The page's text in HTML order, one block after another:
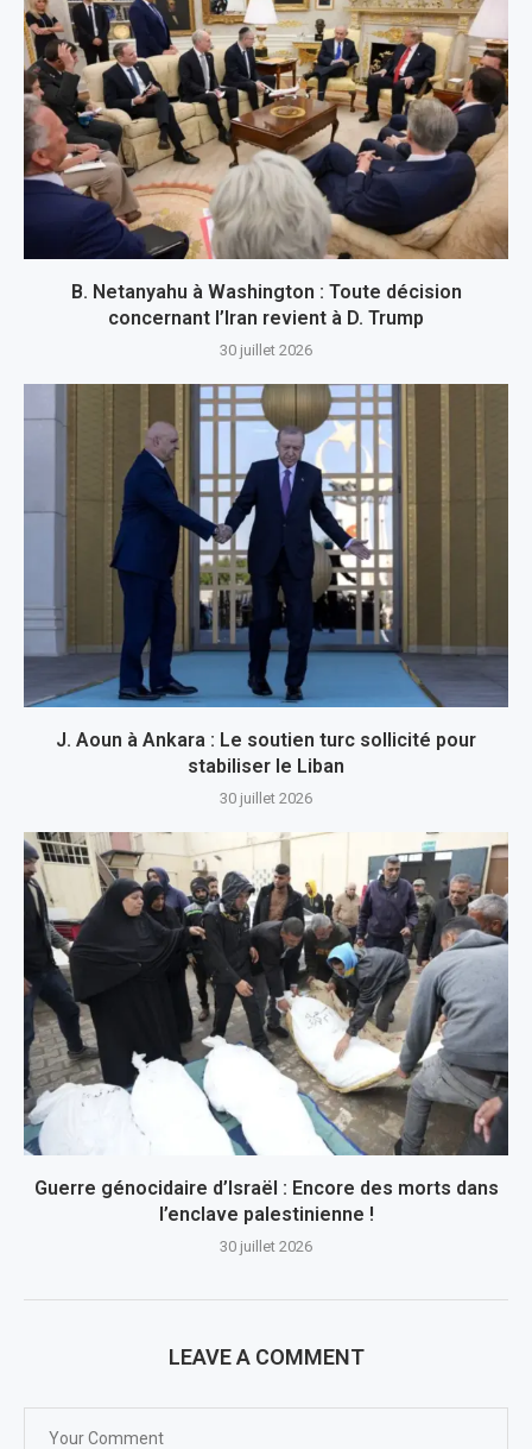
B. Netanyahu à Washington : Toute décision
concernant l’Iran revient à D. Trump
30 juillet 2026
J. Aoun à Ankara : Le soutien turc sollicité pour
stabiliser le Liban
30 juillet 2026
Guerre génocidaire d’Israël : Encore des morts dans
l’enclave palestinienne !
30 juillet 2026
LEAVE A COMMENT